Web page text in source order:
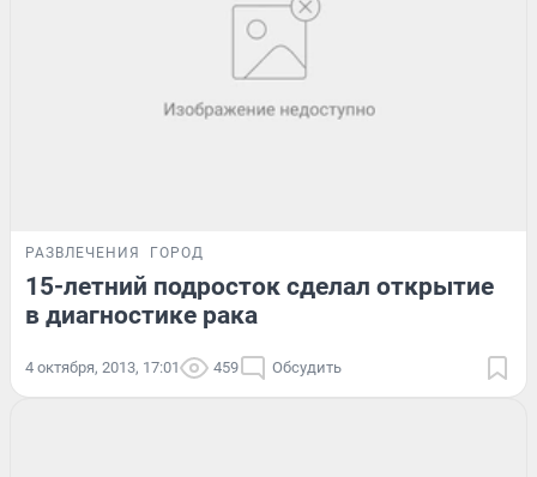
РАЗВЛЕЧЕНИЯ ГОРОД
15-летний подросток сделал открытие
в диагностике рака
4 октября, 2013, 17:01 459 Обсудить